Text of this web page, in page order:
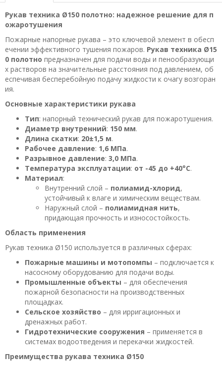
Рукав техника Ø150 полотно: надежное решение для п
ожаротушения
Пожарные напорные рукава – это ключевой элемент в обесп
ечении эффективного тушения пожаров. Рукав техника Ø15
0 полотно предназначен для подачи воды и пенообразующи
х растворов на значительные расстояния под давлением, об
еспечивая бесперебойную подачу жидкости к очагу возгоран
ия.
Основные характеристики рукава
Тип: напорный технический рукав для пожаротушения.
Диаметр внутренний: 150 мм.
Длина скатки: 20±1,5 м.
Рабочее давление: 1,6 МПа.
Разрывное давление: 3,0 МПа.
Температура эксплуатации: от -45 до +40°C.
Материал:
Внутренний слой – полиамид-хлорид,
устойчивый к влаге и химическим веществам.
Наружный слой – полиамидная нить,
придающая прочность и износостойкость.
Область применения
Рукав техника Ø150 используется в различных сферах:
Пожарные машины и мотопомпы – подключается к
насосному оборудованию для подачи воды.
Промышленные объекты – для обеспечения
пожарной безопасности на производственных
площадках.
Сельское хозяйство – для ирригационных и
дренажных работ.
Гидротехнические сооружения – применяется в
системах водоотведения и перекачки жидкостей.
Преимущества рукава техника Ø150